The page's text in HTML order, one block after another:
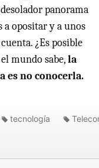
panorama
a opositar y a unos
¿Es posible
mundo sabe,la
es no conocerla.
tecnología